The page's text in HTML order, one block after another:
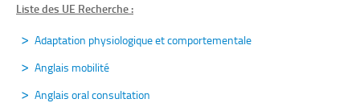
Liste des UE Recherche :
Adaptation physiologique et comportementale
Anglais mobilité
Anglais oral consultation